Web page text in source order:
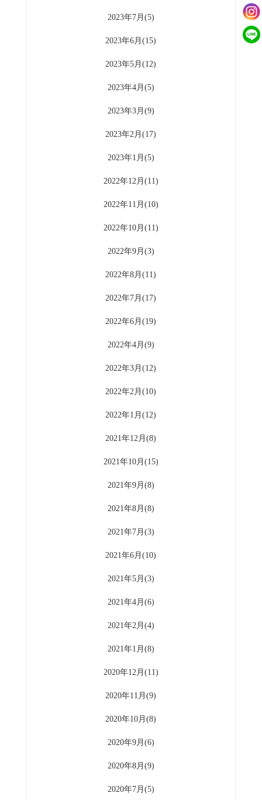
2023年7月(5)
2023年6月(15)
2023年5月(12)
2023年4月(5)
2023年3月(9)
2023年2月(17)
2023年1月(5)
2022年12月(11)
2022年11月(10)
2022年10月(11)
2022年9月(3)
2022年8月(11)
2022年7月(17)
2022年6月(19)
2022年4月(9)
2022年3月(12)
2022年2月(10)
2022年1月(12)
2021年12月(8)
2021年10月(15)
2021年9月(8)
2021年8月(8)
2021年7月(3)
2021年6月(10)
2021年5月(3)
2021年4月(6)
2021年2月(4)
2021年1月(8)
2020年12月(11)
2020年11月(9)
2020年10月(8)
2020年9月(6)
2020年8月(9)
2020年7月(5)